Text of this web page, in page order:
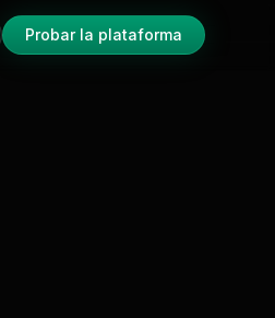
Probar la plataforma